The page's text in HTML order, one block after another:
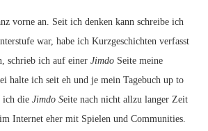
vorne an. Seit ich denken kann schreibe ich
war, habe ich Kurzgeschichten verfasst
schrieb ich auf einer Jimdo Seite meine
halte ich seit eh und je mein Tagebuch up to
ich die Jimdo Seite nach nicht allzu langer Zeit
Internet eher mit Spielen und Communities.